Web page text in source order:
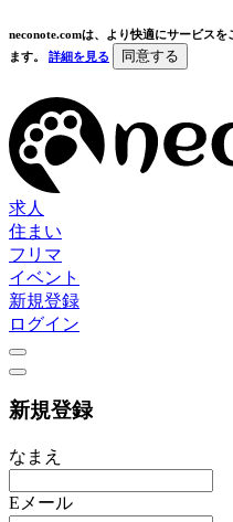
neconote.comは、より快適にサービス
ます。 詳細を見る 同意する
求人
住まい
フリマ
イベント
新規登録
ログイン
新規登録
なまえ
Eメール